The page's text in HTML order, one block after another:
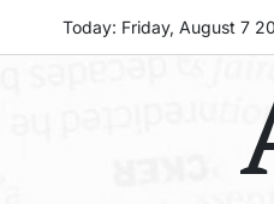
Today: Friday, August 7